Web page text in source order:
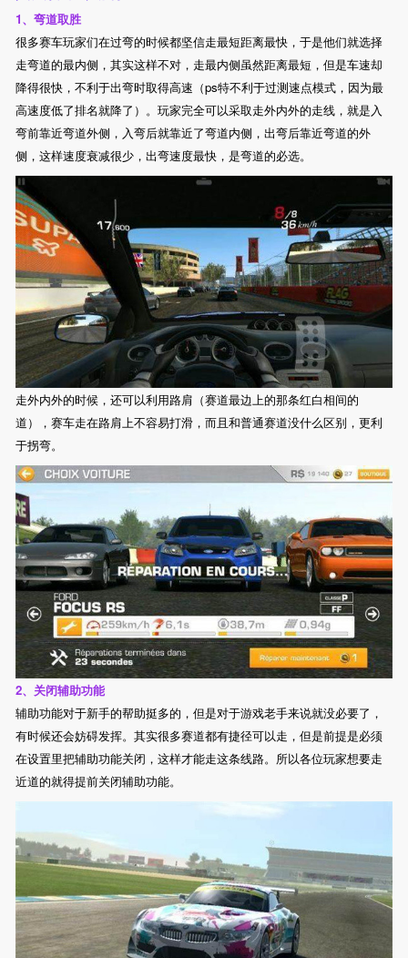
1、弯道取胜
很多赛车玩家们在过弯的时候都坚信走最短距离最快，于是他们就选择
走弯道的最内侧，其实这样不对，走最内侧虽然距离最短，但是车速却
降得很快，不利于出弯时取得高速（ps特不利于过测速点模式，因为最
高速度低了排名就降了）。玩家完全可以采取走外内外的走线，就是入
弯前靠近弯道外侧，入弯后就靠近了弯道内侧，出弯后靠近弯道的外
侧，这样速度衰减很少，出弯速度最快，是弯道的必选。
走外内外的时候，还可以利用路肩（赛道最边上的那条红白相间的
道），赛车走在路肩上不容易打滑，而且和普通赛道没什么区别，更利
于拐弯。
2、关闭辅助功能
辅助功能对于新手的帮助挺多的，但是对于游戏老手来说就没必要了，
有时候还会妨碍发挥。其实很多赛道都有捷径可以走，但是前提是必须
在设置里把辅助功能关闭，这样才能走这条线路。所以各位玩家想要走
近道的就得提前关闭辅助功能。